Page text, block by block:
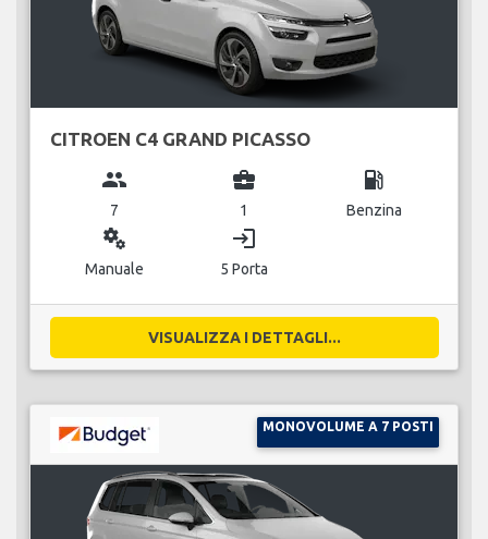
CITROEN C4 GRAND PICASSO
group
7
business_center
1
local_gas_station
Benzina
miscellaneous_services
Manuale
login
5 Porta
VISUALIZZA I DETTAGLI...
MONOVOLUME A 7 POSTI